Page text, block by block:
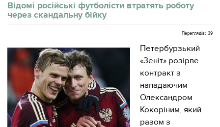
Відомі російські футболісти втратять роботу
через скандальну бійку
Переглядів: 39
Петербурзький
«Зеніт» розірве
контракт з
нападаючим
Олександром
Кокоріним, який
разом з